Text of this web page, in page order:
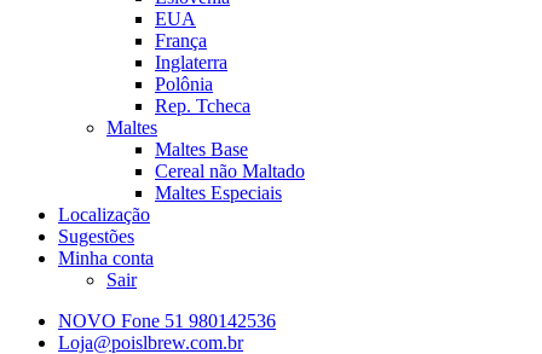
EUA
França
Inglaterra
Polônia
Rep. Tcheca
Maltes
Maltes Base
Cereal não Maltado
Maltes Especiais
Localização
Sugestões
Minha conta
Sair
NOVO Fone 51 980142536
Loja@poislbrew.com.br